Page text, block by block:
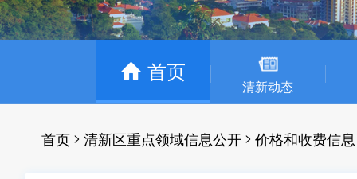
首页
清新动态
首页 > 清新区重点领域信息公开 > 价格和收费信息